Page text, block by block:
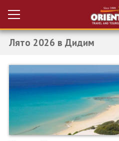
Вход за агенти
РАННИ ЗАПИСВАНИЯ ТУРЦИЯ
НОВА ГОДИНА ТУРЦИЯ
НОВА ГОДИНА
ПОЧИВКИ
Лято 2026 в Дидим